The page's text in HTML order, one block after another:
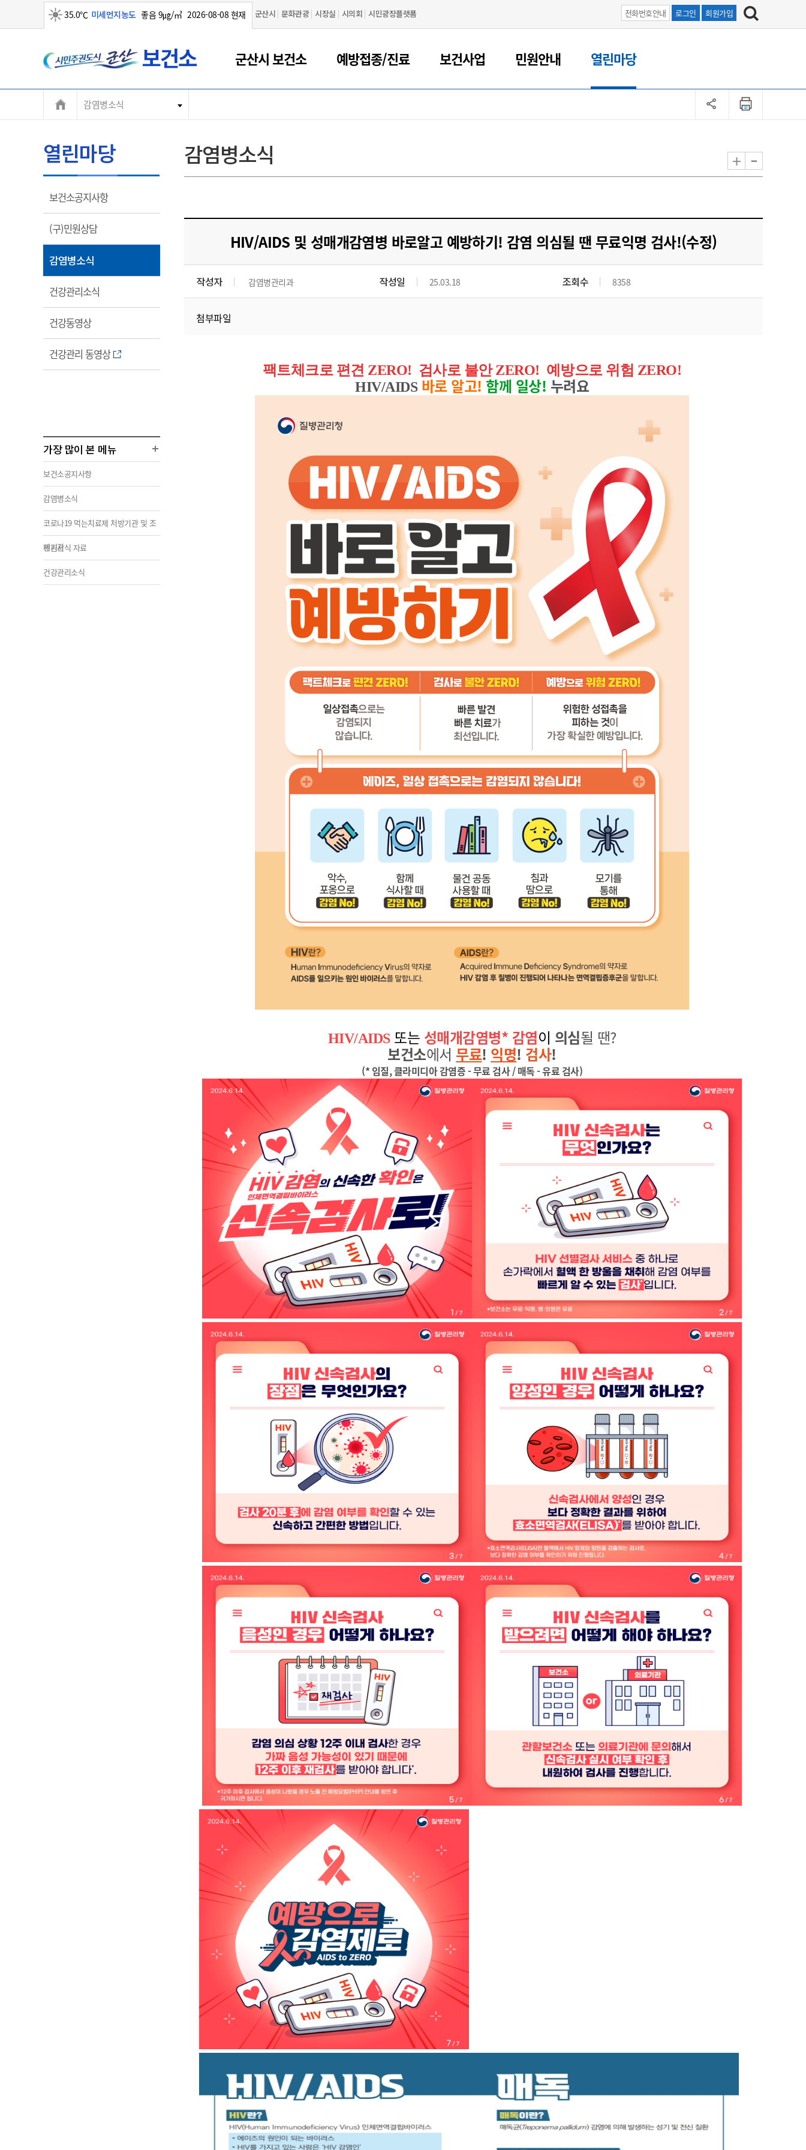
35.0℃ 미세먼지농도 좋음 9㎍/㎥ 2026-08-08 현재 군산시 문화관광 시장실 시의회 시민광장플랫폼 전화번호안내 로그인 회원가입
산
시
군산시 보건소 예방접종/진료 보건사업 민원안내 열린마당
감염병소식
열린마당
보건소공지사항열
림
(구)민원상담열
림
감염병소식
림
건강관리소식
림
건강동영상열
림
건강관리 동영상열
림
가장 많이 본 메뉴
보건소공지사항
감염병소식
코로나19 먹는치료제 처방기관 및 조
제기관
민원서식 자료
건강관리소식
감염병소식 + -
HIV/AIDS 및 성매개감염병 바로알고 예방하기! 감염 의심될 땐 무료익명 검사!(수정)
작성자 감염병관리과 작성일 25.03.18 조회수 8358
첨부파일
팩트체크로 편견 ZERO! 검사로 불안 ZERO! 예방으로 위험 ZERO!
HIV/AIDS 바로 알고! 함께 일상! 누려요
HIV/AIDS 또는 성매개감염병* 감염이 의심될 땐?
보건소에서 무료! 익명! 검사!
(* 임질, 클라미디아 감염증 - 무료 검사 / 매독 - 유료 검사)